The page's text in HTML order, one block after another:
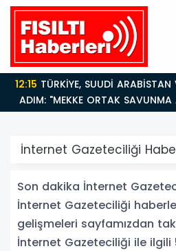
14:21BAKAN GÜRLEK’TEN TİGAD ÇALIŞTAYINDA Çarpıcı
AÇIKLAMALAR: "Pazar
İnternet Gazeteciliği
Son dakika İnternet
İnternet Gazeteciliği
gelişmeleri sayfamızdan
İnternet Gazeteciliği ile ilgili